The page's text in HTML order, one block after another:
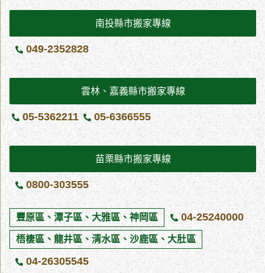
南投縣市搬家專線
049-2352828
雲林、嘉義縣市搬家專線
05-5362211 05-6366555
苗栗縣市搬家專線
0800-303555
豐原區、潭子區、大雅區、神岡區 04-25240000
梧棲區、龍井區、清水區、沙鹿區、大肚區
04-26305545